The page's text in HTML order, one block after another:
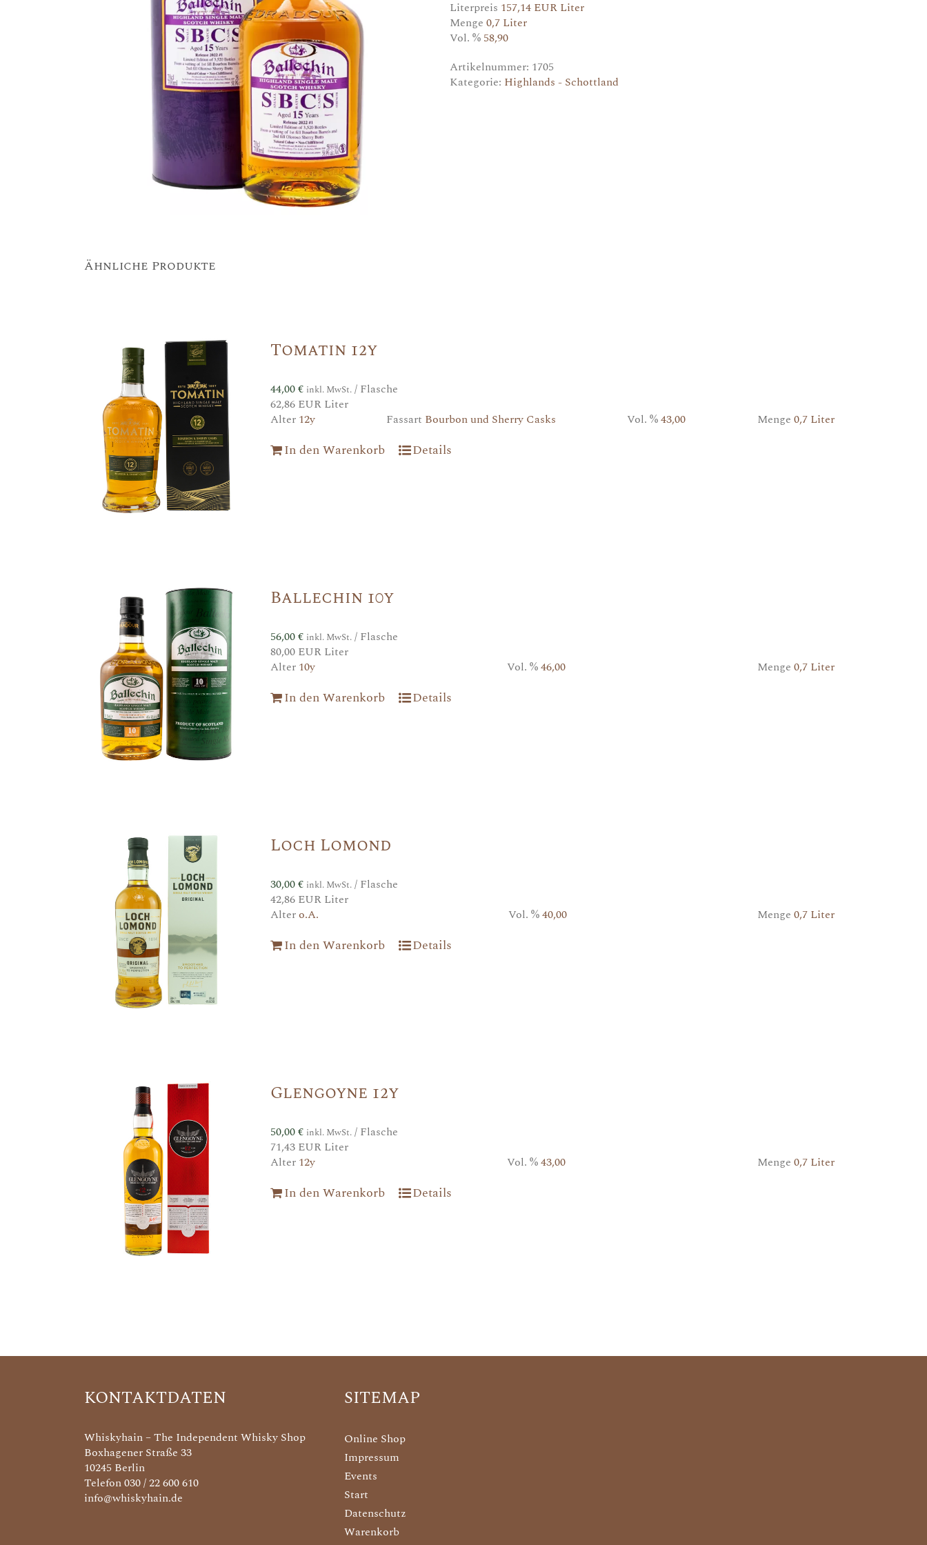
Literpreis 157,14 EUR Liter
Menge 0,7 Liter
Vol. % 58,90
Artikelnummer: 1705
Kategorie: Highlands - Schottland
Ähnliche Produkte
Tomatin 12y
44,00€ inkl. MwSt./ Flasche
62,86 EUR Liter
Alter 12y Fassart Bourbon und Sherry Casks Vol. %43,00 Menge 0,7 Liter
In den Warenkorb Details
Ballechin 10y
56,00€ inkl. MwSt./ Flasche
80,00 EUR Liter
Alter 10y Vol. %46,00 Menge 0,7 Liter
In den Warenkorb Details
Loch Lomond
30,00€ inkl. MwSt./ Flasche
42,86 EUR Liter
Altero.A. Vol. %40,00 Menge 0,7 Liter
In den Warenkorb Details
Glengoyne 12y
50,00€ inkl. MwSt./ Flasche
71,43 EUR Liter
Alter 12y Vol. %43,00 Menge 0,7 Liter
In den Warenkorb Details
KONTAKTDATEN
Whiskyhain – The Independent Whisky Shop
Boxhagener Straße 33
10245 Berlin
Telefon 030 / 22 600 610
info@whiskyhain.de
SITEMAP
Online Shop
Impressum
Events
Start
Datenschutz
Warenkorb